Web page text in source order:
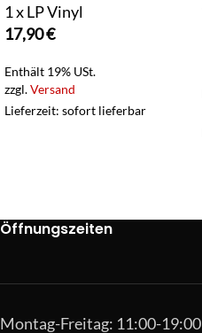
1 x LP Vinyl
17,90€
Enthält 19% USt.
zzgl.Versand
Lieferzeit: sofort lieferbar
Öffnungszeiten
Montag-Freitag: 11:00-19:00